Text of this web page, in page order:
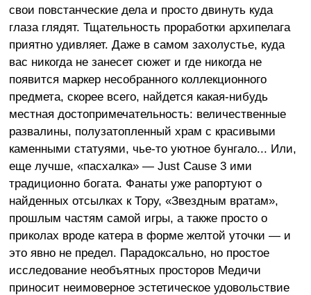
свои повстанческие дела и просто двинуть куда
глаза глядят. Тщательность проработки архипелага
приятно удивляет. Даже в самом захолустье, куда
вас никогда не занесет сюжет и где никогда не
появится маркер несобранного коллекционного
предмета, скорее всего, найдется какая-нибудь
местная достопримечательность: величественные
развалины, полузатопленный храм с красивыми
каменными статуями, чье-то уютное бунгало... Или,
еще лучше, «пасхалка» — Just Cause 3 ими
традиционно богата. Фанаты уже рапортуют о
найденных отсылках к Тору, «Звездным вратам»,
прошлым частям самой игры, а также просто о
приколах вроде катера в форме желтой уточки — и
это явно не предел. Парадоксально, но простое
исследование необъятных просторов Медичи
приносит неимоверное эстетическое удовольствие